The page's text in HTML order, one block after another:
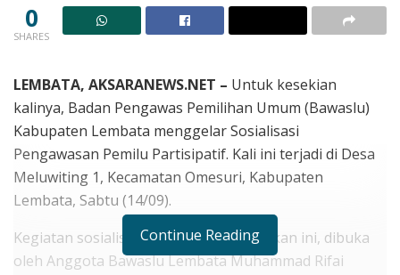
0
SHARES
LEMBATA, AKSARANEWS.NET – Untuk kesekian
kalinya, Badan Pengawas Pemilihan Umum (Bawaslu)
Kabupaten Lembata menggelar Sosialisasi
Pengawasan Pemilu Partisipatif. Kali ini terjadi di Desa
Meluwiting 1, Kecamatan Omesuri, Kabupaten
Lembata, Sabtu (14/09).
Kegiatan sosialisasi yang diselenggarakan ini, dibuka
oleh Anggota Bawaslu Lembata Muhammad Rifai
Continue Reading